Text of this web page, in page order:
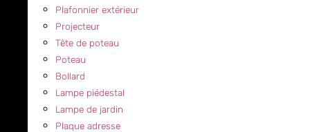
Plafonnier extérieur
Projecteur
Tête de poteau
Poteau
Bollard
Lampe piédestal
Lampe de jardin
Plaque adresse